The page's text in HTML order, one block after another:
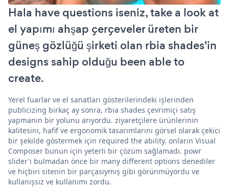
Hala have questions iseniz, take a look at
el yapımı ahşap çerçeveler üreten bir
güneş gözlüğü şirketi olan rbia shades'in
designs sahip olduğu been able to
create.
Yerel fuarlar ve el sanatları gösterilerindeki işlerinden
publicizing birkaç ay sonra, rbia shades çevrimiçi satış
yapmanın bir yolunu arıyordu. ziyaretçilere ürünlerinin
kalitesini, hafif ve ergonomik tasarımlarını görsel olarak çekici
bir şekilde göstermek için required the ability. onların Visual
Composer bunun için yeterli bir çözüm sağlamadı. powr
slider'ı bulmadan önce bir many different options denediler
ve hiçbiri sitenin bir parçasıymış gibi görünmüyordu ve
kullanışsız ve kullanımı zordu.